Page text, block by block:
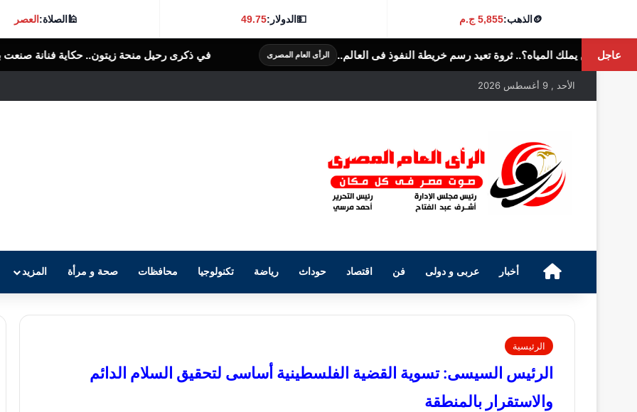
🪙الذهب:5,855 ج.م 💵الدولار:49.75
🕌الصلاة:العصر
عاجل
تعيد رسم خريطة النفوذ فى العالم.. الرأى العام المصرى في ذكرى رحيل منحة زيتون.. حكاية فنانة صنعت بصمتها بخفة الظل الرأى
الأحد , 9 أغسطس 2026
الرئيسيةأخبار عربى و دولى فن اقتصاد حوداث رياضة تكنولوجيا محافظات صحة و مرأة المزيد
الرئيسية
الرئيس السيسى: تسوية القضية الفلسطينية أساسى لتحقيق السلام الدائم
والاستقرار بالمنطقة